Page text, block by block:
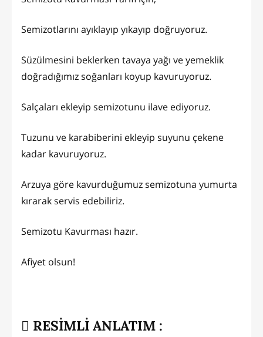
Semizotlarını ayıklayıp yıkayıp doğruyoruz.
Süzülmesini beklerken tavaya yağı ve yemeklik
doğradığımız soğanları koyup kavuruyoruz.
Salçaları ekleyip semizotunu ilave ediyoruz.
Tuzunu ve karabiberini ekleyip suyunu çekene
kadar kavuruyoruz.
Arzuya göre kavurduğumuz semizotuna yumurta
kırarak servis edebiliriz.
Semizotu Kavurması hazır.
Afiyet olsun!
RESİMLİ ANLATIM :